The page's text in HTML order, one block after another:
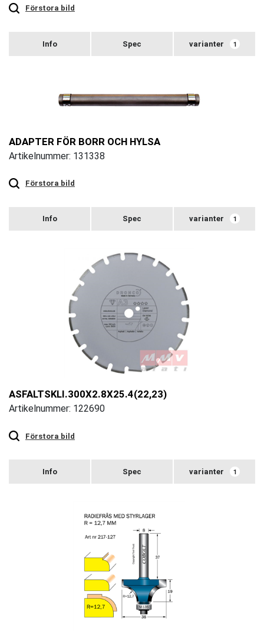
Förstora bild
zoom
varianter 1
ADAPTER FÖR BORR OCH HYLSA
Artikelnummer: 131338
Förstora bild
zoom
varianter 1
ASFALTSKLI.300X2.8X25.4(22,23)
Artikelnummer: 122690
Förstora bild
zoom
varianter 1